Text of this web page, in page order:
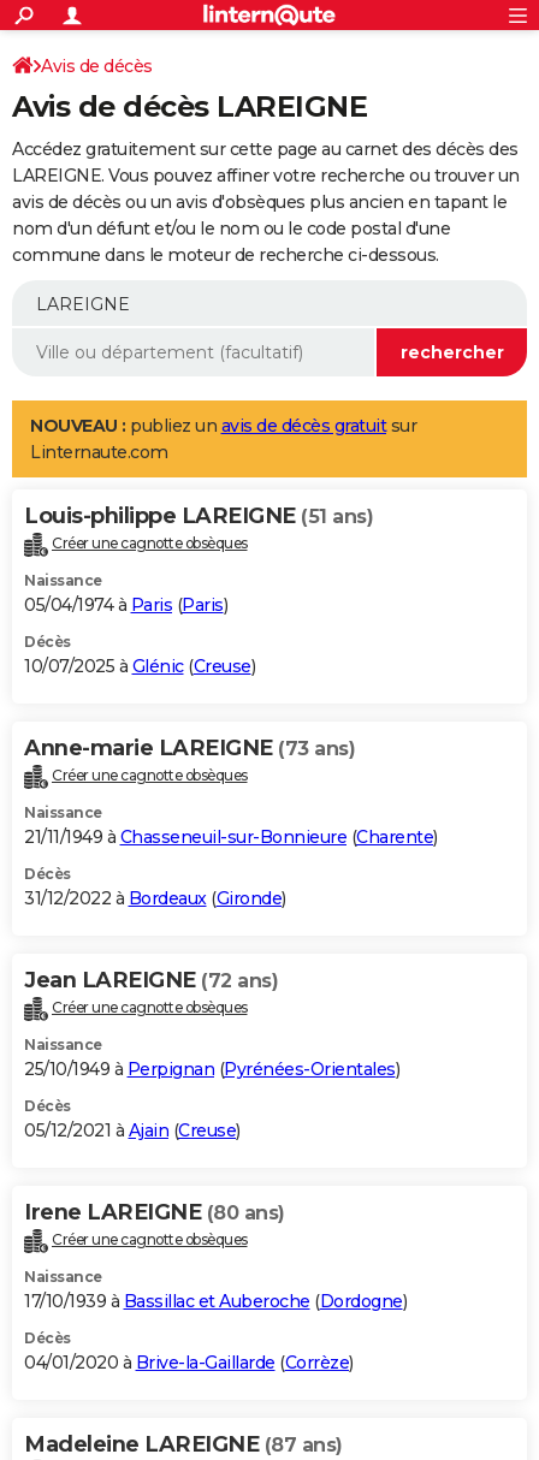
ACTUALITÉS
Politique
Société
Faits Divers
Education
Monde
Villes
+
SPORT
Coupe du monde 2026
Football
Tennis
Cyclisme
Rugby
Forum
Programme TV
TNTStreaming
Cinéma
Sorties cinéma
Musique
+
FINANCE
Retraite
Epargne
Immobilier
Risques naturels par ville
Banque
Assurance
AUTO
Essais
Réserver un essai
Citadines
Berlines
SUV
Forum auto
+
Mobiles
Meilleur smartphone
Internet
Ordinateurs
Jeux vidéo
Guide high-tech
Aménagement intérieur
LIFESTYLE
Art de vivre
Bien-être
Loisirs
Mode
Modes de vie
Alimentation
Guide de la santé
Maladies
Médicaments
Sommeil
VOYAGE
Destinations
City break
Voyage nature
Voyage de noces
Forum
Climat
+PHOTO
GUIDES D'ACHAT
BONS PLANS
Carte de Noël
Carte Bonne année
Carte Saint-Valentin
Carte Pâques
Carte d'anniversaire
DICTIONNAIRE
Dictionnaire
Biographies
Citations
Expressions
Proverbes
PROGRAMME TV
S'inscrire
Se connecter
Lycées
Collèges
Primaires
Universités
Entreprises
Service militaire
Avis de recherche
AVIS DE DÉCÈS
Bricolage
Lifestyle
Culture
Sport
Auto
Television
Voyage
Cinema
Avis de décès
Avis de décès LAREIGNE
Accédez gratuitement sur cette page au carnet des décès des
LAREIGNE. Vous pouvez affiner votre recherche ou trouver un
avis de décès ou un avis d'obsèques plus ancien en tapant le
nom d'un défunt et/ou le nom ou le code postal d'une
commune dans le moteur de recherche ci-dessous.
NOUVEAU : publiez un avis de décès gratuitsur
Linternaute.com
Louis-philippe LAREIGNE (51 ans)
Créer une cagnotte obsèques
Naissance
05/04/1974 à Paris (Paris)
Décès
10/07/2025 à Glénic(Creuse)
Anne-marie LAREIGNE (73 ans)
Créer une cagnotte obsèques
Naissance
21/11/1949 à Chasseneuil-sur-Bonnieure (Charente)
Décès
31/12/2022 à Bordeaux(Gironde)
Jean LAREIGNE (72 ans)
Créer une cagnotte obsèques
Naissance
25/10/1949 à Perpignan (Pyrénées-Orientales)
Décès
05/12/2021 à Ajain (Creuse)
Irene LAREIGNE (80 ans)
Créer une cagnotte obsèques
Naissance
17/10/1939 à Bassillac et Auberoche (Dordogne)
Décès
04/01/2020 à Brive-la-Gaillarde (Corrèze)
Madeleine LAREIGNE (87 ans)